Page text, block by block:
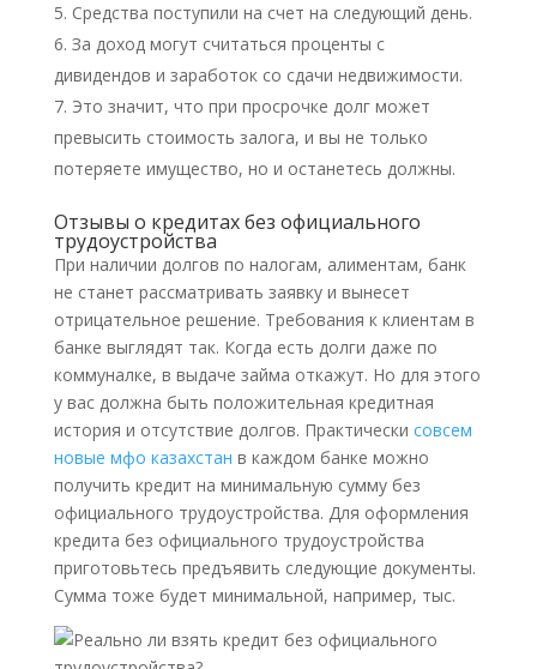
Средства поступили на счет на следующий день.
За доход могут считаться проценты с
дивидендов и заработок со сдачи недвижимости.
Это значит, что при просрочке долг может
превысить стоимость залога, и вы не только
потеряете имущество, но и останетесь должны.
Отзывы о кредитах без официального
трудоустройства
При наличии долгов по налогам, алиментам, банк
не станет рассматривать заявку и вынесет
отрицательное решение. Требования к клиентам в
банке выглядят так. Когда есть долги даже по
коммуналке, в выдаче займа откажут. Но для этого
у вас должна быть положительная кредитная
история и отсутствие долгов. Практически совсем
новые мфо казахстан в каждом банке можно
получить кредит на минимальную сумму без
официального трудоустройства. Для оформления
кредита без официального трудоустройства
приготовьтесь предъявить следующие документы.
Сумма тоже будет минимальной, например, тыс.